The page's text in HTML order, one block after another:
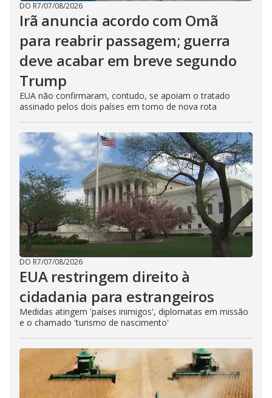
DO R7/07/08/2026
Irã anuncia acordo com Omã
para reabrir passagem; guerra
deve acabar em breve segundo
Trump
EUA não confirmaram, contudo, se apoiam o tratado
assinado pelos dois países em torno de nova rota
DO R7/07/08/2026
EUA restringem direito à
cidadania para estrangeiros
Medidas atingem 'países inimigos', diplomatas em missão
e o chamado 'turismo de nascimento'